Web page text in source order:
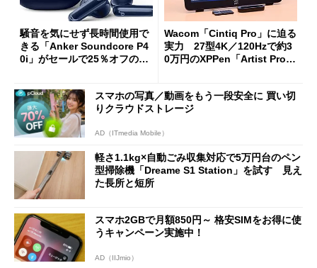
騒音を気にせず長時間使用で
きる「Anker Soundcore P4
0i」がセールで25％オフの59
Wacom「Cintiq Pro」に迫る
実力 27型4K／120Hzで約3
0万円のXPPen「Artist Pro 2
スマホの写真／動画をもう一段安全に 買い切
りクラウドストレージ
AD（ITmedia Mobile）
軽さ1.1kg×自動ごみ収集対応で5万円台のペン
型掃除機「Dreame S1 Station」を試す 見え
た長所と短所
スマホ2GBで月額850円～ 格安SIMをお得に使
うキャンペーン実施中！
AD（IIJmio）